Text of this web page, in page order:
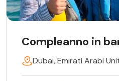
Compleanno in
Dubai, Emirati Arabi